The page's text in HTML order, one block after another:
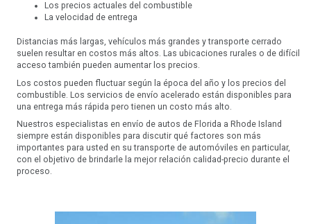
Los precios actuales del combustible
La velocidad de entrega
Distancias más largas, vehículos más grandes y transporte cerrado
suelen resultar en costos más altos. Las ubicaciones rurales o de difícil
acceso también pueden aumentar los precios.
Los costos pueden fluctuar según la época del año y los precios del
combustible. Los servicios de envío acelerado están disponibles para
una entrega más rápida pero tienen un costo más alto.
Nuestros especialistas en envío de autos de Florida a Rhode Island
siempre están disponibles para discutir qué factores son más
importantes para usted en su transporte de automóviles en particular,
con el objetivo de brindarle la mejor relación calidad-precio durante el
proceso.